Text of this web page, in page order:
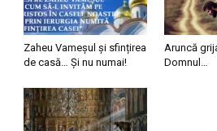
Zaheu Vameșul și sfințirea
de casă… Și nu numai!
Aruncă
Domnul…